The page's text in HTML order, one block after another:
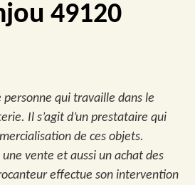
49120
qui travaille dans le
Il s’agit d’un prestataire qui
de ces objets.
vente et aussi un achat des
effectue son intervention